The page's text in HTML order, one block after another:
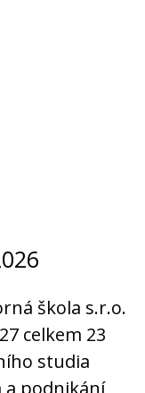
škola s.r.o.
celkem 23
studia
a podnikání